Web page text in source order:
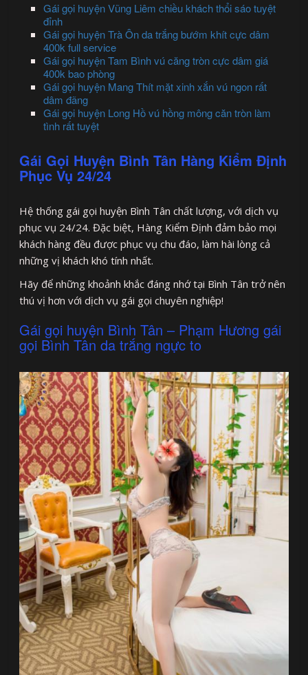
Gái gọi huyện Vũng Liêm chiều khách thổi sáo tuyệt
đỉnh
Gái gọi huyện Trà Ôn da trắng bướm khít cực dâm
400k full service
Gái gọi huyện Tam Bình vú căng tròn cực dâm giá
400k bao phòng
Gái gọi huyện Mang Thít mặt xinh xắn vú ngon rất
dâm đãng
Gái gọi huyện Long Hồ vú hồng mông căn tròn làm
tình rất tuyệt
Gái Gọi Huyện Bình Tân Hàng Kiểm Định
Phục Vụ 24/24
Hệ thống gái gọi huyện Bình Tân chất lượng, với dịch vụ
phục vụ 24/24. Đặc biệt, Hàng Kiểm Định đảm bảo mọi
khách hàng đều được phục vụ chu đáo, làm hài lòng cả
những vị khách khó tính nhất.
Hãy để những khoảnh khắc đáng nhớ tại Bình Tân trở nên
thú vị hơn với dịch vụ gái gọi chuyên nghiệp!
Gái gọi huyện Bình Tân – Phạm Hương gái
gọi Bình Tân da trắng ngực to